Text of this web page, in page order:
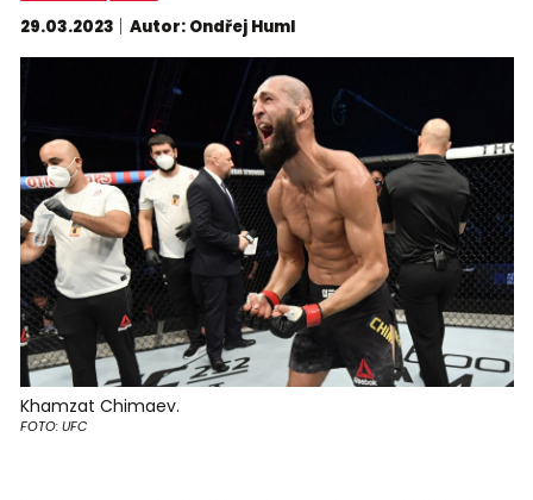
29.03.2023 Autor: Ondřej Huml
Khamzat Chimaev.
FOTO: UFC